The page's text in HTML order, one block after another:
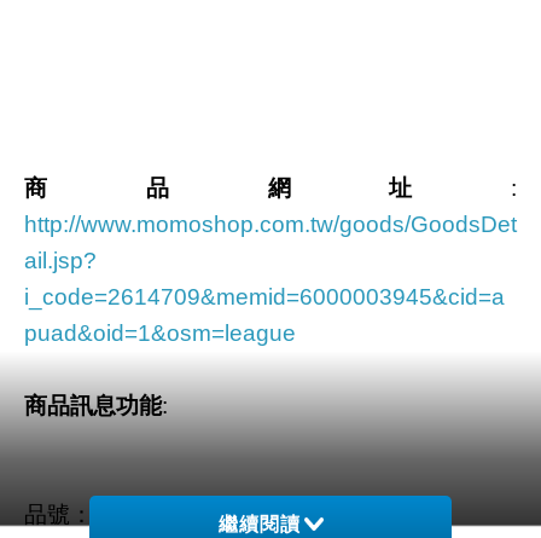
商品網址 :
http://www.momoshop.com.tw/goods/GoodsDet
ail.jsp?
i_code=2614709&memid=6000003945&cid=a
puad&oid=1&osm=league
商品訊息功能:
品號：2614709 繼續閱讀